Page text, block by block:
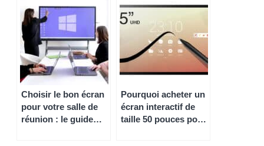
Choisir le bon écran
pour votre salle de
réunion : le guide
Pourquoi acheter un
écran interactif de
taille 50 pouces pour